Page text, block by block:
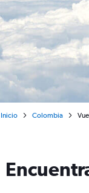
Inicio Colombia